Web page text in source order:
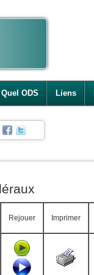
Quel ODS Liens
Rejouer Imprimer